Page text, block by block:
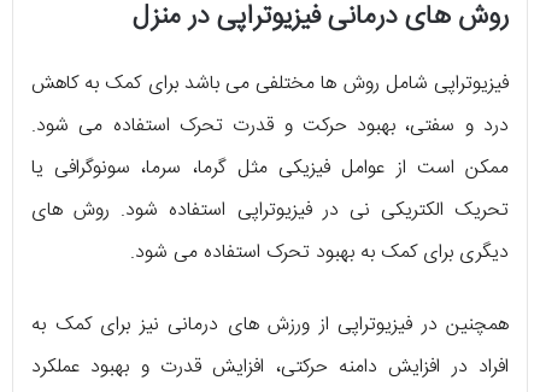
روش های درمانی فیزیوتراپی در منزل
فیزیوتراپی شامل روش ها مختلفی می باشد برای کمک به کاهش
درد و سفتی، بهبود حرکت و قدرت تحرک استفاده می شود.
ممکن است از عوامل فیزیکی مثل گرما، سرما، سونوگرافی یا
تحریک الکتریکی نی در فیزیوتراپی استفاده شود. روش های
دیگری برای کمک به بهبود تحرک استفاده می شود.
همچنین در فیزیوتراپی از ورزش های درمانی نیز برای کمک به
افراد در افزایش دامنه حرکتی، افزایش قدرت و بهبود عملکرد